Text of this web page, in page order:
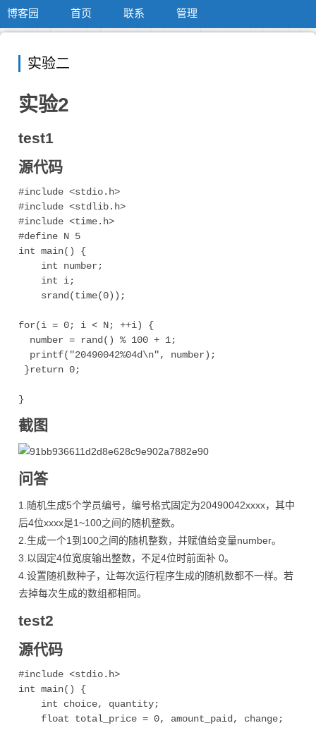
博客园 首页 联系 管理
实验二
实验2
test1
源代码
#include <stdio.h>
#include <stdlib.h>
#include <time.h>
#define N 5
int main() {
    int number;
    int i;
    srand(time(0));
for(i = 0; i < N; ++i) {
  number = rand() % 100 + 1;
  printf("20490042%04d\n", number);
}return 0;
截图
问答
1.随机生成5个学员编号，编号格式固定为20490042xxxx，其中
后4位xxxx是1~100之间的随机整数。
2.生成一个1到100之间的随机整数，并赋值给变量number。
3.以固定4位宽度输出整数，不足4位时前面补 0。
4.设置随机数种子，让每次运行程序生成的随机数都不一样。若
去掉每次生成的数组都相同。
test2
源代码
#include <stdio.h>
int main() {
    int choice, quantity;
    float total_price = 0, amount_paid, change;